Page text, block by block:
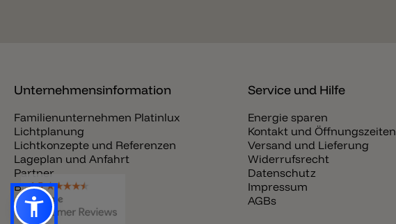
Unternehmensinformation
Familienunternehmen Platinlux
Lichtplanung
Lichtkonzepte und Referenzen
Lageplan und Anfahrt
Partner
Blog
Jobs
Service und Hilfe
Energie sparen
Kontakt und Öffnungszeiten
Versand und Lieferung
Widerrufsrecht
Datenschutz
Impressum
AGBs